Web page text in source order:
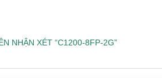
NHẬN XÉT “C1200-8FP-2G”